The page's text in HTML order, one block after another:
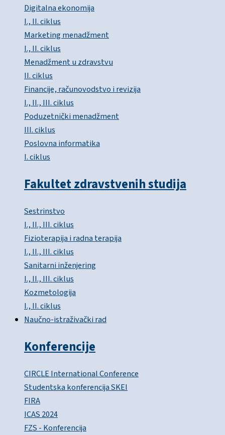
Digitalna ekonomija
I., II. ciklus
Marketing menadžment
I., II. ciklus
Menadžment u zdravstvu
II. ciklus
Financije, računovodstvo i revizija
I., II., III. ciklus
Poduzetnički menadžment
III. ciklus
Poslovna informatika
I. ciklus
Fakultet zdravstvenih studija
Sestrinstvo
I., II., III. ciklus
Fizioterapija i radna terapija
I., II., III. ciklus
Sanitarni inženjering
I., II., III. ciklus
Kozmetologija
I., II. ciklus
Naučno-istraživački rad
Konferencije
CIRCLE International Conference
Studentska konferencija SKEI
FIRA
ICAS 2024
FZS - Konferencija